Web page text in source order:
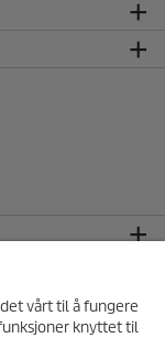
vårt til å fungere
knyttet til